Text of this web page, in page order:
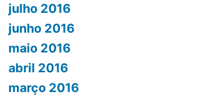
julho 2016
junho 2016
maio 2016
abril 2016
março 2016